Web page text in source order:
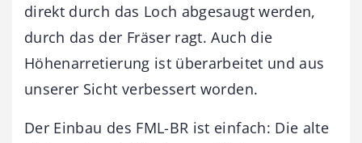
direkt durch das Loch abgesaugt werden,
durch das der Fräser ragt. Auch die
Höhenarretierung ist überarbeitet und aus
unserer Sicht verbessert worden.
Der Einbau des FML-BR ist einfach: Die alte